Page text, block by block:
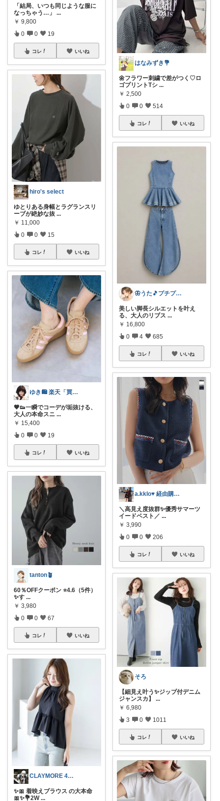
「結局、いつも同じような服に
なっちゃう…」
...
￥ 9,800
0 0 19
コレ いいね
hiro's select
ゆとりある身幅とラグランスリ
ーブが絶妙な抜 ...
￥ 11,000
0 0 15
コレ いいね
ゆき🛍️ 楽天「買ってよかった」を厳選
🤎👟一瞬でコーデが垢抜ける、
大人の本命スニ ...
￥ 15,400
0 0 19
コレ いいね
tanton🪴
60％OFFクーポン ⭐4.6（5件）
✨す ...
￥ 3,980
0 0 67
コレ いいね
CLAYMORE 4日経由購入感謝です
✨🎀 着映えブラウス の大本命
🎀✨💐2W ...
はなみずき💐
🌼フラワー刺繍で差がつく♡ロ
ゴプリントTシ ...
￥ 2,500
0 0 514
コレ いいね
🦋うた🎵プチプラでも妥協したくない
美しい脚長シルエットを叶え
る、大人のリブス ...
￥ 16,800
0 4 685
コレ いいね
a.kklo♥ 経由購入感謝です💕
＼高見え度抜群✨優秀サマーツ
イードベスト／ ...
￥ 3,990
0 0 206
コレ いいね
そろ
【細見え叶う✨ジップ付デニム
ジャンスカ】 ...
￥ 6,980
3 0 1011
コレ いいね